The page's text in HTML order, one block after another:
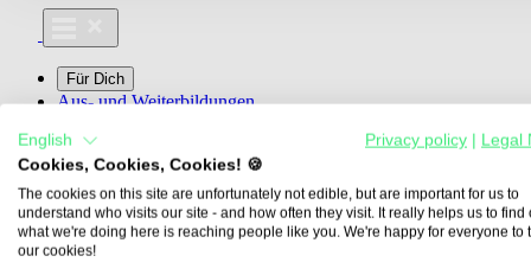
Für Dich
Aus- und Weiterbildungen
Media For You
Über Uns
Übersicht
English Privacy policy
Legal
Cookies, Cookies, Cookies! 🍪
The cookies on this site are unfortunately not edible, but are important for us to
understand who visits our site - and how often they visit. It really helps us to find
what we're doing here is reaching people like you. We're happy for everyone to
our cookies!